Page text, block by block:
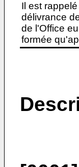
Il est
délivrance
de l'Office
formée